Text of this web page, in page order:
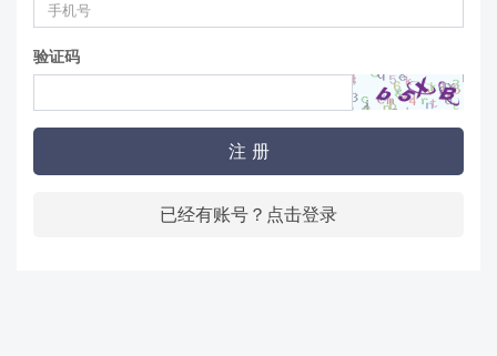
验证码
注 册
已经有账号？点击登录